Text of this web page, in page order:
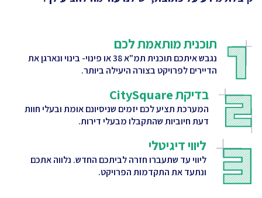
תוכנית מותאמת לכם
נגבש איתכם תוכנית תמ"א 38 או פינוי- בינוי ונארגן את
הדיירים לפרויקט בצורה היעילה ביותר.
בדיקת CitySquare
המערכת תציע לכם יזמים שניסיונם אומת ובעלי חוות
דעת חיוביות שהתקבלו מבעלי דירות.
ליווי דיגיטלי
ליווי עד שתעברו חזרה לביתכם החדש. נלווה אתכם
ונתעד את התקדמות הפרויקט.